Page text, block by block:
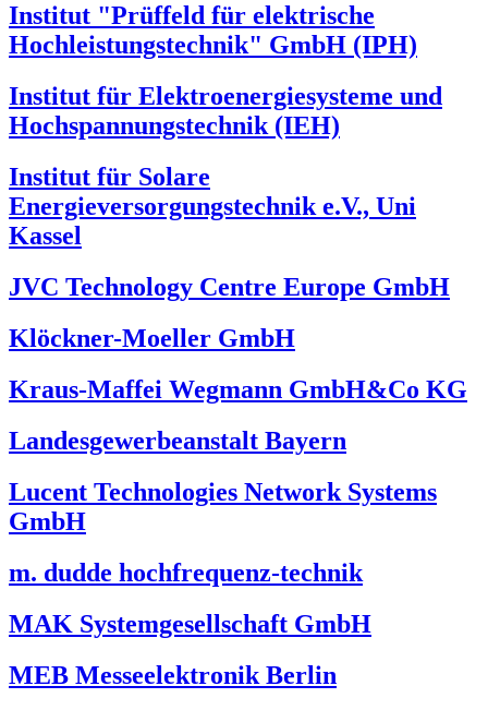
Institut "Prüffeld für elektrische
Hochleistungstechnik" GmbH (IPH)
Institut für Elektroenergiesysteme und
Hochspannungstechnik (IEH)
Institut für Solare
Energieversorgungstechnik e.V., Uni
Kassel
JVC Technology Centre Europe GmbH
Klöckner-Moeller GmbH
Kraus-Maffei Wegmann GmbH&Co KG
Landesgewerbeanstalt Bayern
Lucent Technologies Network Systems
GmbH
m. dudde hochfrequenz-technik
MAK Systemgesellschaft GmbH
MEB Messeelektronik Berlin